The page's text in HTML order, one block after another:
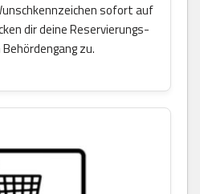
sofort auf
dir deine Reservierungs-
zu.